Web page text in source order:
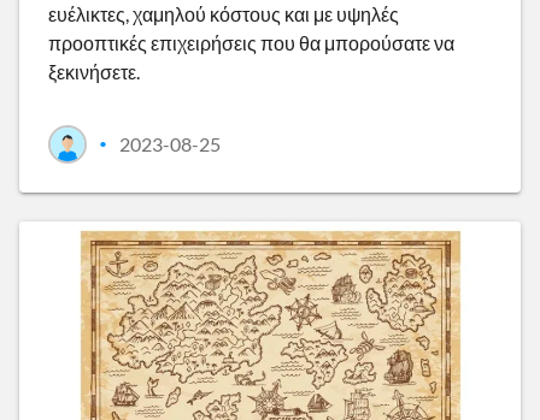
ευέλικτες, χαμηλού κόστους και με υψηλές
προοπτικές επιχειρήσεις που θα μπορούσατε να
ξεκινήσετε.
• 2023-08-25